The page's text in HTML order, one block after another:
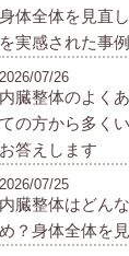
身体全体を見直
を実感された事
内臓整体のよく
ての方から多く
お答えします
2026/07/26
内臓整体はどん
め？身体全体を
2026/07/25